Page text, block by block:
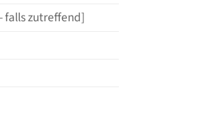
falls zutreffend]